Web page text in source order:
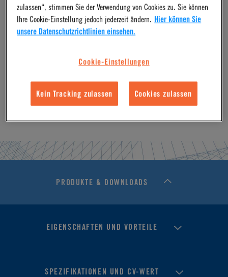
Bedienung und gleichzeitiges Verbinden und Trennen von
zwei Schlauchverbindungen. Die DPC-Serie wird aus dem
Anschluss in Ausführungen mit und ohne Absperroption
erhältlich.
PRODUKTE & DOWNLOADS
EIGENSCHAFTEN UND VORTEILE
SPEZIFIKATIONEN UND CV-WERT
zulassen“, stimmen Sie der Verwendung von Cookies zu. Sie können
Ihre Cookie-Einstellung jedoch jederzeit ändern. Hier können Sie
unsere Datenschutzrichtlinien einsehen.
Cookie-Einstellungen
Kein Tracking zulassen Cookies zulassen